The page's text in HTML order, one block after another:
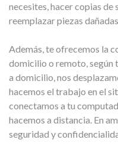
necesites, hacer copias
reemplazar piezas
Además, te ofrecemos la
domicilio o remoto, según
a domicilio, nos
hacemos el trabajo en el
conectamos a tu
hacemos a distancia. En
seguridad y